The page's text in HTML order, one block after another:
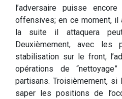
l’adversaire puisse
offensives; en ce moment, il
la suite il attaquera
Deuxièmement, avec les
stabilisation sur le front,
opérations de
partisans. Troisièmement,
saper les positions de